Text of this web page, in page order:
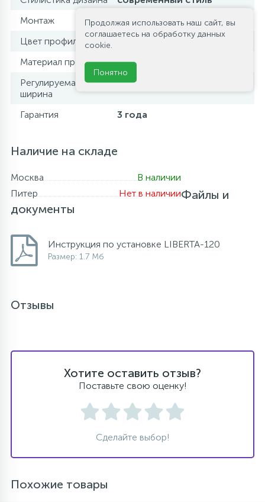
Монтаж
параллельно стене
Цвет профиля
чёрный матовый
Материал профиля
алюминий
Регулируемая
ширина
Гарантия 3 года
Наличие на складе
Москва
В наличии
Питер
Нет в наличииФайлы и
документы
Инструкция по установке LIBERTA-120
Размер: 1.7 Мб
Отзывы
Хотите оставить отзыв?
Поставьте свою оценку!
Сделайте выбор!
Похожие товары
Продолжая использовать наш сайт, вы
соглашаетесь на обработку данных
cookie.
Понятно